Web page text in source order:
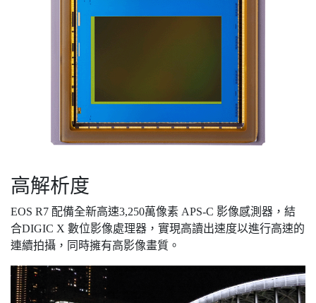
高解析度
EOS R7 配備全新高速3,250萬像素 APS-C 影像感測器，結
合DIGIC X 數位影像處理器，實現高讀出速度以進行高速的
連續拍攝，同時擁有高影像畫質。